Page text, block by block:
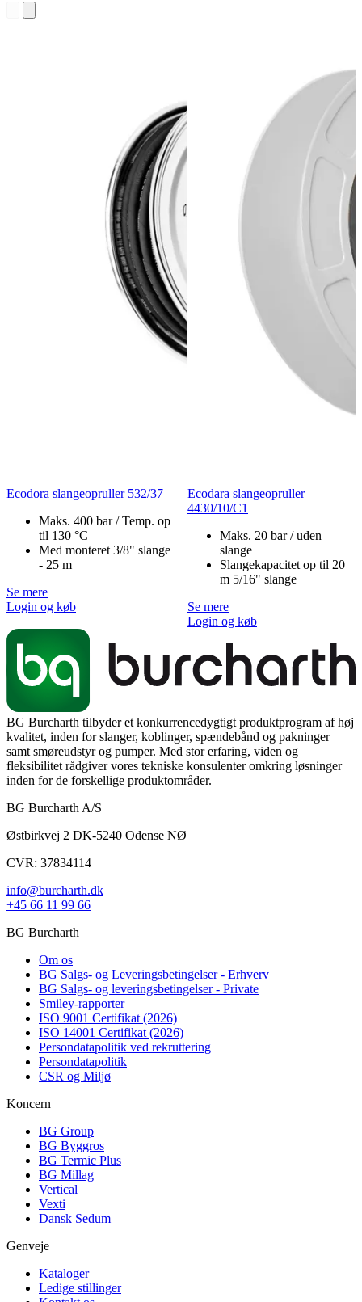
Ecodora slangeopruller 532/37
Maks. 400 bar / Temp. op
til 130 °C
Med monteret 3/8" slange
- 25 m
Se mere
Login og køb
Ecodara slangeopruller
4430/10/C1
Maks. 20 bar / uden
slange
Slangekapacitet op til 20
m 5/16" slange
Se mere
Login og køb
BG Burcharth tilbyder et konkurrencedygtigt produktprogram af høj
kvalitet, inden for slanger, koblinger, spændebånd og pakninger
samt smøreudstyr og pumper. Med stor erfaring, viden og
fleksibilitet rådgiver vores tekniske konsulenter omkring løsninger
inden for de forskellige produktområder.
BG Burcharth A/S
Østbirkvej 2 DK-5240 Odense NØ
CVR: 37834114
info@burcharth.dk
+45 66 11 99 66
BG Burcharth
Om os
BG Salgs- og Leveringsbetingelser - Erhverv
BG Salgs- og leveringsbetingelser - Private
Smiley-rapporter
ISO 9001 Certifikat (2026)
ISO 14001 Certifikat (2026)
Persondatapolitik ved rekruttering
Persondatapolitik
CSR og Miljø
Koncern
BG Group
BG Byggros
BG Termic Plus
BG Millag
Vertical
Vexti
Dansk Sedum
Genveje
Kataloger
Ledige stillinger